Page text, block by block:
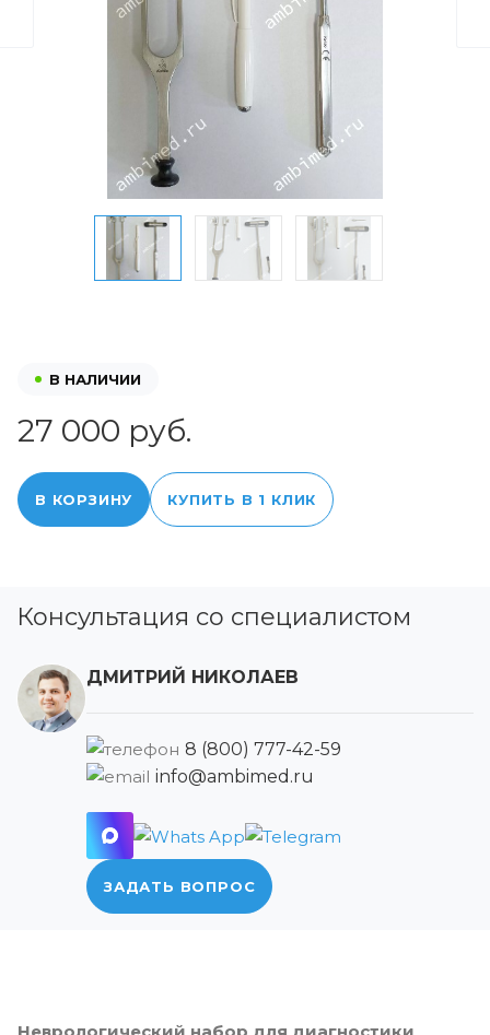
В НАЛИЧИИ
27 000 руб.
В КОРЗИНУ КУПИТЬ В 1 КЛИК
Консультация со специалистом
ДМИТРИЙ НИКОЛАЕВ
8 (800) 777-42-59
info@ambimed.ru
ЗАДАТЬ ВОПРОС